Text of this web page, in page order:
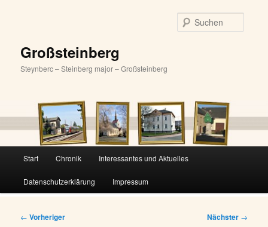
Großsteinberg
Steynberc – Steinberg major – Großsteinberg
Start Chronik Interessantes und Aktuelles
Datenschutzerklärung Impressum
Beitragsnavigation
← Vorheriger Nächster →